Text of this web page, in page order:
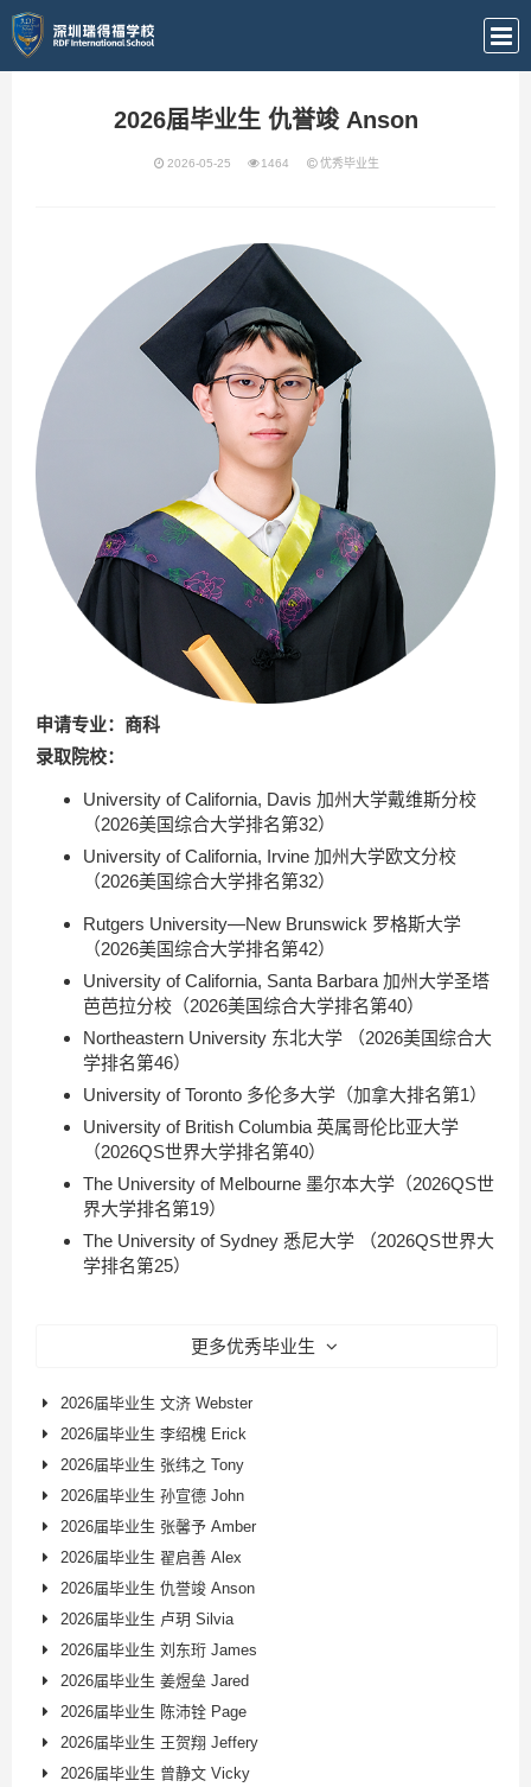
2026届毕业生 仇誉竣 Anson
2026-05-25 1464 优秀毕业生
申请专业：商科
录取院校：
University of California, Davis 加州大学戴维斯分校
（2026美国综合大学排名第32）
University of California, Irvine 加州大学欧文分校
（2026美国综合大学排名第32）
Rutgers University—New Brunswick 罗格斯大学
（2026美国综合大学排名第42）
University of California, Santa Barbara 加州大学圣塔
芭芭拉分校（2026美国综合大学排名第40）
Northeastern University 东北大学 （2026美国综合大
学排名第46）
University of Toronto 多伦多大学（加拿大排名第1）
University of British Columbia 英属哥伦比亚大学
（2026QS世界大学排名第40）
The University of Melbourne 墨尔本大学（2026QS世
界大学排名第19）
The University of Sydney 悉尼大学 （2026QS世界大
学排名第25）
更多优秀毕业生
2026届毕业生 文济 Webster
2026届毕业生 李绍槐 Erick
2026届毕业生 张纬之 Tony
2026届毕业生 孙宣德 John
2026届毕业生 张馨予 Amber
2026届毕业生 翟启善 Alex
2026届毕业生 仇誉竣 Anson
2026届毕业生 卢玥 Silvia
2026届毕业生 刘东珩 James
2026届毕业生 姜煜垒 Jared
2026届毕业生 陈沛铨 Page
2026届毕业生 王贺翔 Jeffery
2026届毕业生 曾静文 Vicky